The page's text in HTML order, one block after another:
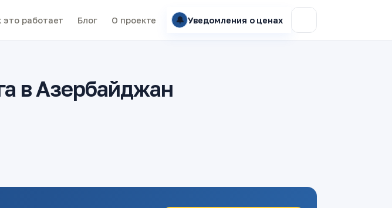
это работает Блог О проекте 🔔 Уведомления о ценах
в Азербайджан